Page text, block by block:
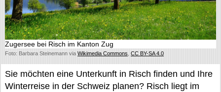
Zugersee bei Risch im Kanton Zug
Foto: Barbara Steinemann via Wikimedia Commons CC BY-SA 4.0
Sie möchten eine Unterkunft in Risch finden und Ihre
Winterreise in der Schweiz planen? Risch liegt im